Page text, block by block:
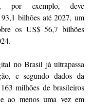
por exemplo, deve
bilhões até 2027, um
os US$ 56,7 bilhões
no Brasil já ultrapassa
e segundo dados da
milhões de brasileiros
ao menos uma vez em